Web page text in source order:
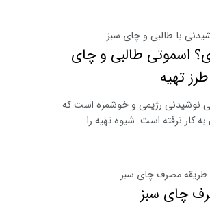
با طالبی و چای سبز
اسموتی طالبی و چای
تهیه
نوشیدنی رژیمی و خوشمزه است که
کار نرفته است. شیوه تهیه را…
طریقه مصرف چای سبز
چای سبز